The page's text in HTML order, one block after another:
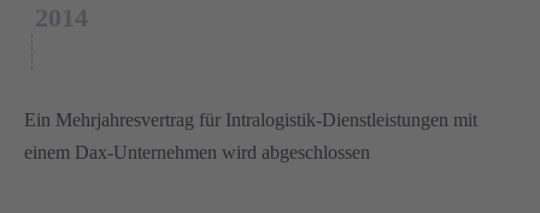
2014
Ein Mehrjahresvertrag für Intralogistik-Dienstleistungen mit
einem Dax-Unternehmen wird abgeschlossen